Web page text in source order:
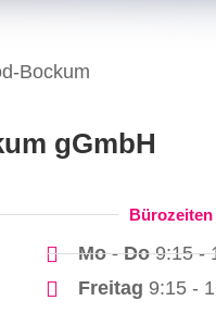
gGmbH
Bürozeiten
Mo - Do9:15 -
Freitag 9:15 -